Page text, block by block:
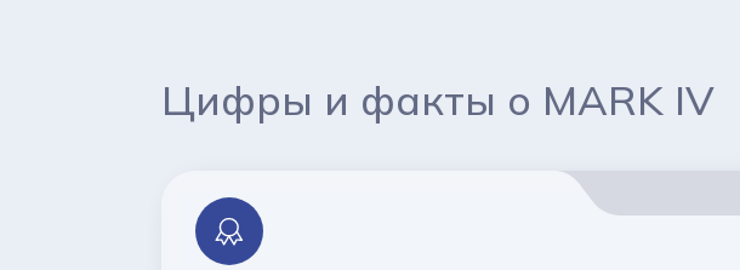
Цифры и факты о MARK IV